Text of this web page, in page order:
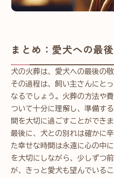
まとめ：愛犬への最
犬の火葬は、愛犬への最後の
その過程は、飼い主さんにと
なるでしょう。火葬の方法や
ついて十分に理解し、準備す
間を大切に過ごすことができま
最後に、犬との別れは確かに
た幸せな時間は永遠に心の中
を大切にしながら、少しずつ
が、きっと愛犬も望んでいる